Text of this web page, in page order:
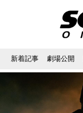
新着記事 劇場公開